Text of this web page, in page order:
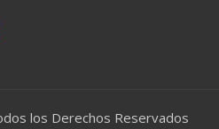
los Derechos Reservados